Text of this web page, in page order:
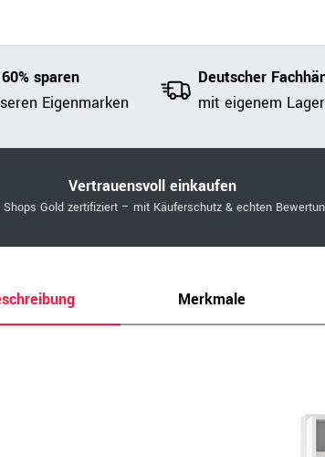
sparen
Eigenmarken
Deutscher
mit eigenem Lager
Vertrauensvoll einkaufen
Shops Gold zertifiziert – mit Käuferschutz & echten
Merkmale